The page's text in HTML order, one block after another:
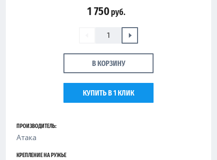
1 750руб.
В КОРЗИНУ
КУПИТЬ В 1 КЛИК
ПРОИЗВОДИТЕЛЬ:
Атака
КРЕПЛЕНИЕ НА РУЖЬЕ